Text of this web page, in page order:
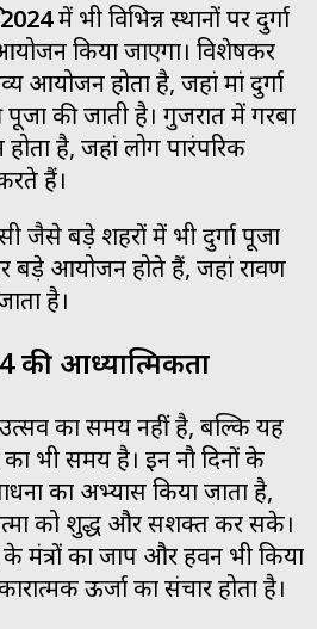
2024में भी विभिन्न स्थानों पर दुर्गा
किया जाएगा। विशेषकर
आयोजन होता है, जहां मां दुर्गा
पूजा की जाती है। गुजरात में गरबा
है, जहां लोग पारंपरिक
हैं।
जैसे बड़े शहरों में भी दुर्गा पूजा
आयोजन होते हैं, जहां रावण
है।
की आध्यात्मिकता
का समय नहीं है, बल्कि यह
भी समय है। इन नौ दिनों के
का अभ्यास किया जाता है,
को शुद्ध और सशक्त कर सके।
के मंत्रों का जाप और हवन भी किया
ऊर्जा का संचार होता है।